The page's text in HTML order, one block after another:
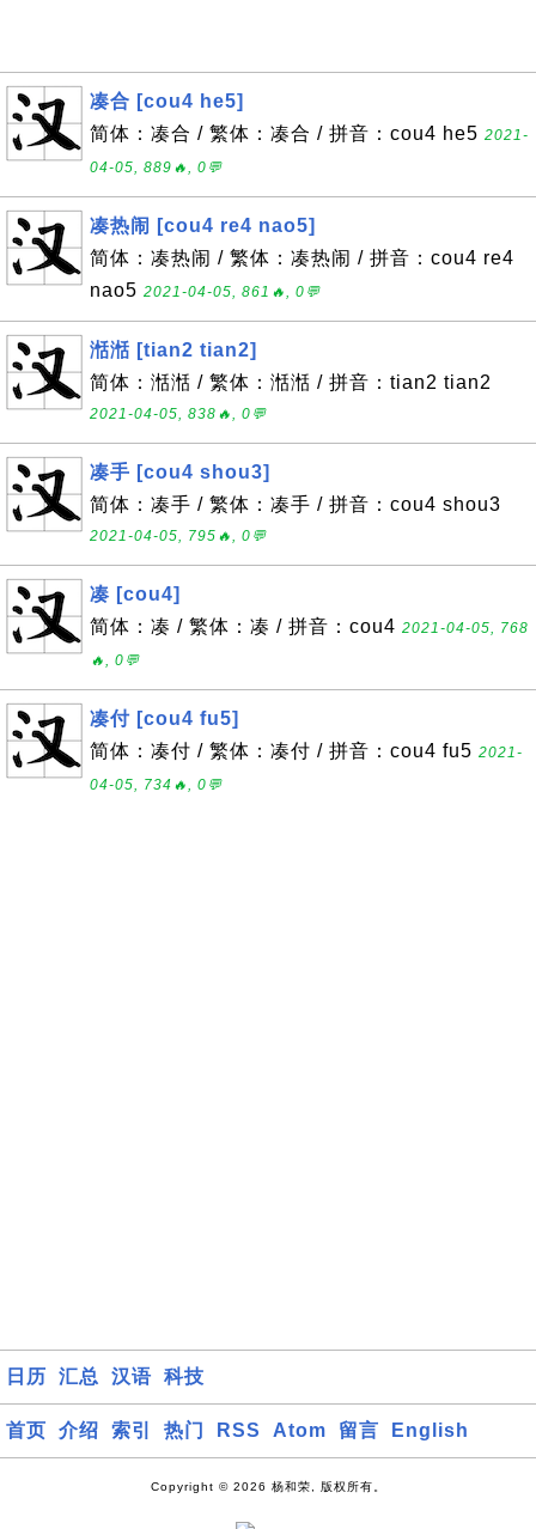
凑合 [cou4 he5]
简体：凑合 / 繁体：凑合 / 拼音：cou4 he5 2021-
04-05, 889🔥, 0💬
凑热闹 [cou4 re4 nao5]
简体：凑热闹 / 繁体：凑热闹 / 拼音：cou4 re4
nao5 2021-04-05, 861🔥, 0💬
湉湉 [tian2 tian2]
简体：湉湉 / 繁体：湉湉 / 拼音：tian2 tian2
2021-04-05, 838🔥, 0💬
凑手 [cou4 shou3]
简体：凑手 / 繁体：凑手 / 拼音：cou4 shou3
2021-04-05, 795🔥, 0💬
凑 [cou4]
简体：凑 / 繁体：凑 / 拼音：cou4 2021-04-05, 768
🔥, 0💬
凑付 [cou4 fu5]
简体：凑付 / 繁体：凑付 / 拼音：cou4 fu5 2021-
04-05, 734🔥, 0💬
日历 汇总 汉语 科技
首页 介绍 索引 热门 RSS Atom 留言 English
Copyright © 2026 杨和荣, 版权所有。